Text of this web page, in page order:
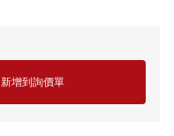
新增到詢價單